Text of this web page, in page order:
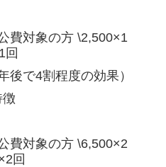
対象の方 \2,500×1
回
で4割程度の効果）
費対象の方 \6,500×2
回